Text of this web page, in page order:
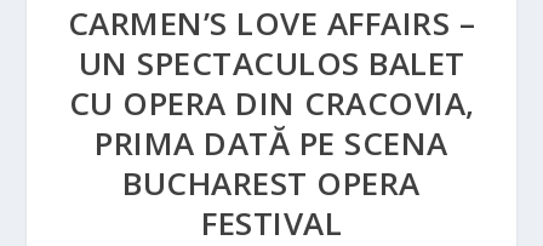
CARMEN’S LOVE AFFAIRS –
UN SPECTACULOS BALET
CU OPERA DIN CRACOVIA,
PRIMA DATĂ PE SCENA
BUCHAREST OPERA
FESTIVAL